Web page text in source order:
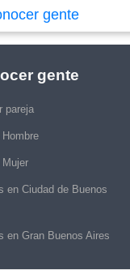
gente
gente
pareja
en Ciudad de Buenos
en Gran Buenos Aires